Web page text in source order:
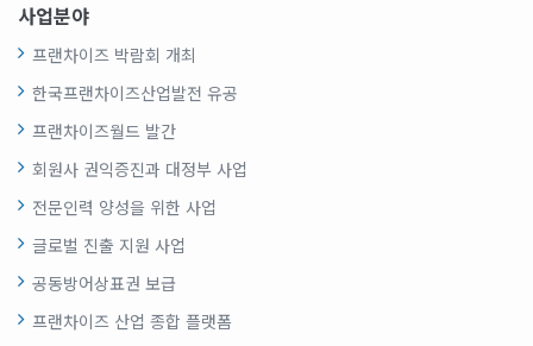
사업분야
프랜차이즈 박람회 개최
한국프랜차이즈산업발전 유공
프랜차이즈월드 발간
회원사 권익증진과 대정부 사업
전문인력 양성을 위한 사업
글로벌 진출 지원 사업
공동방어상표권 보급
프랜차이즈 산업 종합 플랫폼